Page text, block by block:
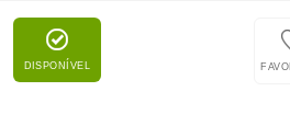
DISPONÍVEL